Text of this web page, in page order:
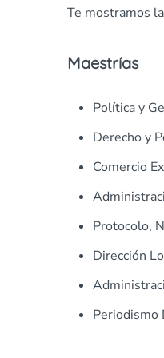
Te mostramos
Maestrías
Política y
Derecho y
Comercio
Protocolo,
Dirección
Periodismo